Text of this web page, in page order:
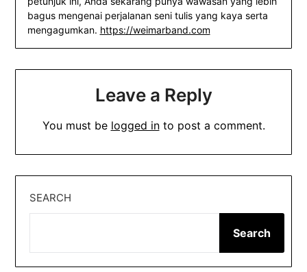
bagus mengenai perjalanan seni tulis yang kaya serta
mengagumkan. https://weimarband.com
Leave a Reply
You must be logged into post a comment.
SEARCH
Search